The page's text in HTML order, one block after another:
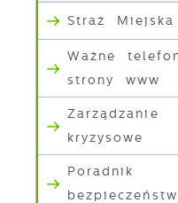
Straż Miejska
Ważne
strony www
Zarządzanie
kryzysowe
Poradnik